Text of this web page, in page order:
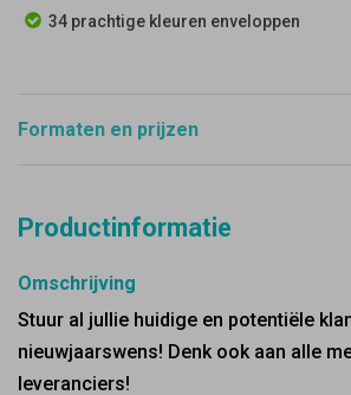
34 prachtige kleuren enveloppen
Formaten en prijzen
Productinformatie
Omschrijving
Stuur al jullie huidige en potentiële
nieuwjaarswens! Denk ook aan alle
leveranciers!